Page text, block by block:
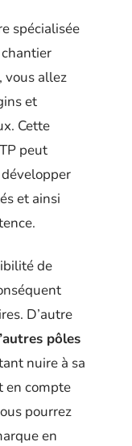
spécialisée
vous allez
et
Cette
peut
et ainsi
de
D’autre
pôles
nuire à sa
en compte
pourrez
en